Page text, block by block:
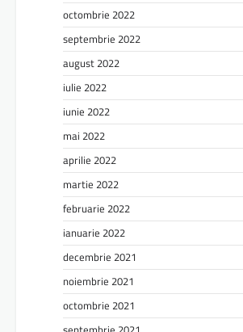
octombrie 2022
septembrie 2022
august 2022
iulie 2022
iunie 2022
mai 2022
aprilie 2022
martie 2022
februarie 2022
ianuarie 2022
decembrie 2021
noiembrie 2021
octombrie 2021